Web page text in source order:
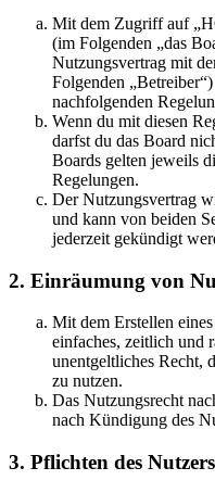
Mit dem Zugriff auf
(im Folgenden „das
Nutzungsvertrag mit
Folgenden
nachfolgenden
Wenn du mit diesen
darfst du das Board
Boards gelten jeweils
Regelungen.
Der Nutzungsvertrag
und kann von beiden
jederzeit gekündigt
2. Einräumung von
Mit dem Erstellen
einfaches, zeitlich und
unentgeltliches Recht,
zu nutzen.
Das Nutzungsrecht
nach Kündigung des
3. Pflichten des Nutzers